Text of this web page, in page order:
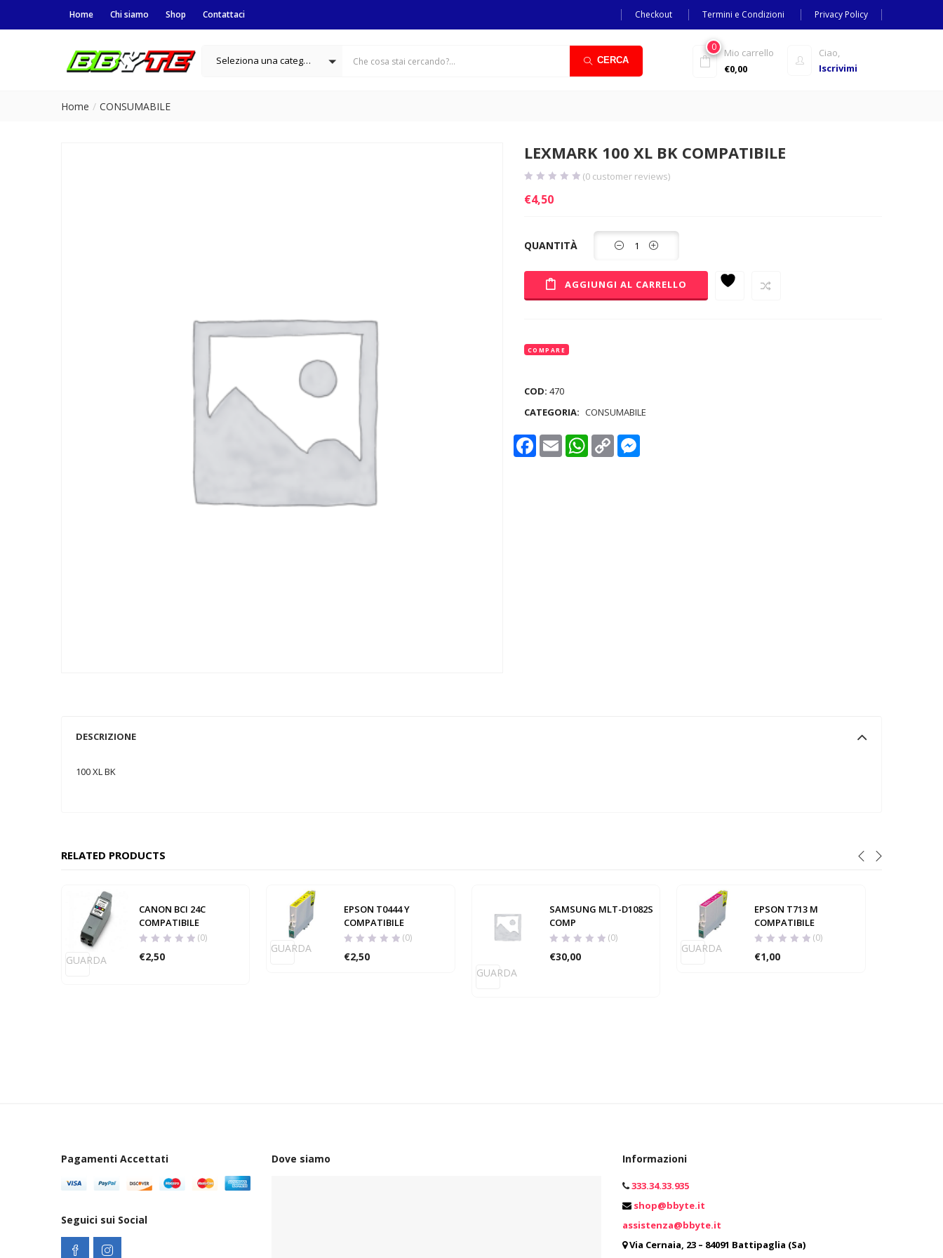
Home Chi siamo Shop Contattaci Checkout Termini e Condizioni Privacy Policy
Seleziona una categoria CERCA
Ciao,
Iscrivimi
0
Mio carrello
€0,00
Home CONSUMABILE
LEXMARK 100 XL BK COMPATIBILE
(0 customer reviews)
€4,50
QUANTITÀ
AGGIUNGI AL CARRELLO
COMPARE
COD: 470
CATEGORIA: CONSUMABILE
Facebook
Email WhatsApp
Copy
Link
DESCRIZIONE
100 XL BK
RELATED PRODUCTS
GUARDA
CANON BCI 24C
COMPATIBILE
(0)
€2,50
GUARDA
EPSON T0444 Y
COMPATIBILE
(0)
€2,50
GUARDA
SAMSUNG MLT-D1082S
COMP
(0)
€30,00
GUARDA
EPSON T713 M
COMPATIBILE
(0)
€1,00
Pagamenti Accettati
Seguici sui Social
Informazioni
333.34.33.935
shop@bbyte.it
assistenza@bbyte.it
Via Cernaia, 23 – 84091 Battipaglia (Sa)
Dove siamo